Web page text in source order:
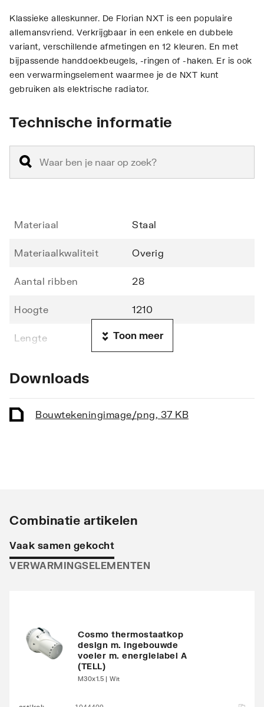
Klassieke alleskunner. De Florian NXT is een populaire
allemansvriend. Verkrijgbaar in een enkele en dubbele
variant, verschillende afmetingen en 12 kleuren. En met
bijpassende handdoekbeugels, -ringen of -haken. Er is ook
een verwarmingselement waarmee je de NXT kunt
gebruiken als elektrische radiator.
Technische informatie
Materiaal Staal
Materiaalkwaliteit Overig
Aantal ribben 28
Hoogte 1210
Lengte 600
Vorm collector Rond
20°C - 55/45
70/40
N-exponent 1.242
Toon meer
Downloads
Bouwtekeningimage/png 37 KB
Combinatie artikelen
Vaak samen gekocht
VERWARMINGSELEMENTEN
Cosmo thermostaatkop
design m. ingebouwde
voeler m. energielabel A
(TELL)
M30x1.5 | Wit